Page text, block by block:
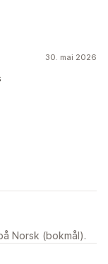
30. mai 2026
Norsk (bokmål).